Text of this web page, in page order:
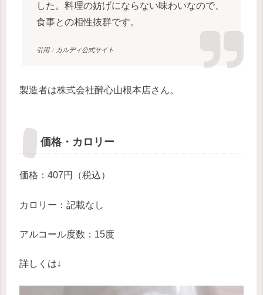
した。料理の妨げにならない味わいなので、
食事との相性抜群です。
引用：カルディ公式サイト
製造者は株式会社醉心山根本店さん。
価格・カロリー
価格：407円（税込）
カロリー：記載なし
アルコール度数：15度
詳しくは↓